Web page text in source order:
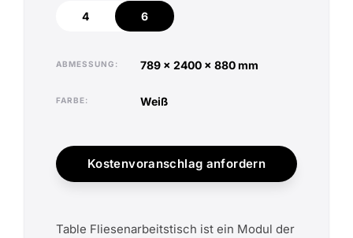
4 6
6
ABMESSUNG 789 x 2400 x 880 mm
FARBE weiß
Kostenvoranschlag anfordern
Table Fliesenarbeitstisch ist ein Modul der